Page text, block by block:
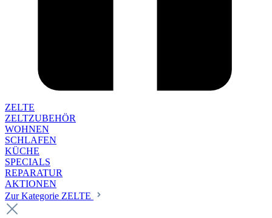
ZELTE
ZELTZUBEHÖR
WOHNEN
SCHLAFEN
KÜCHE
SPECIALS
REPARATUR
AKTIONEN
Zur Kategorie ZELTE